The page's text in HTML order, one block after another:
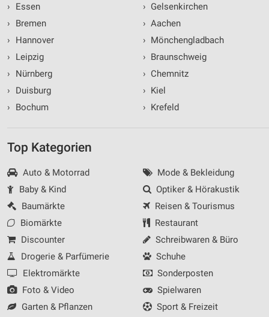
›
Essen
›
Bremen
›
Hannover
›
Leipzig
›
Nürnberg
›
Duisburg
›
Bochum
› Gelsenkirchen
› Aachen
› Mönchengladbach
› Braunschweig
› Chemnitz
› Kiel
› Krefeld
Top Kategorien
Auto & Motorrad
Baby & Kind
Baumärkte
Biomärkte
Discounter
Drogerie & Parfümerie
Elektromärkte
Foto & Video
Garten & Pflanzen
Mode & Bekleidung
Optiker & Hörakustik
Reisen & Tourismus
Restaurant
Schreibwaren & Büro
Schuhe
Sonderposten
Spielwaren
Sport & Freizeit